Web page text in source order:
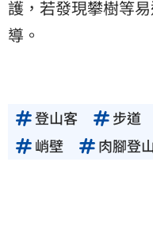
護，若發現攀樹等
導。
登山客 步道
峭壁
肉腳登